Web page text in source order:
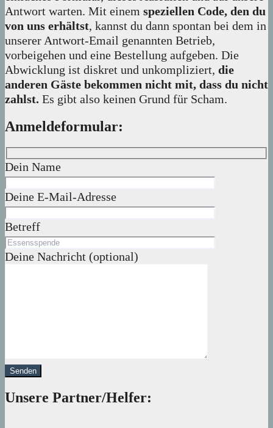
Antwort warten. Mit einem speziellen Code, den du
von uns erhältst, kannst du dann spontan bei dem in
unserer Antwort-Email genannten Betrieb,
vorbeigehen und eine Bestellung aufgeben. Die
Abwicklung ist diskret und unkompliziert, die
anderen Gäste bekommen nicht mit, dass du nicht
zahlst. Es gibt also keinen Grund für Scham.
Anmeldeformular:
Dein Name
Deine E-Mail-Adresse
Betreff
Deine Nachricht (optional)
Unsere Partner/Helfer: